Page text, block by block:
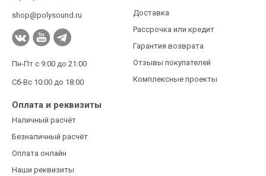
shop@polysound.ru
Пн-Пт с 9:00 до 21:00
Сб-Вс 10:00 до 18:00
Доставка
Рассрочка или кредит
Гарантия возврата
Отзывы покупателей
Комплексные проекты
Оплата и реквизиты
Наличный расчёт
Безналичный расчёт
Оплата онлайн
Наши реквизиты